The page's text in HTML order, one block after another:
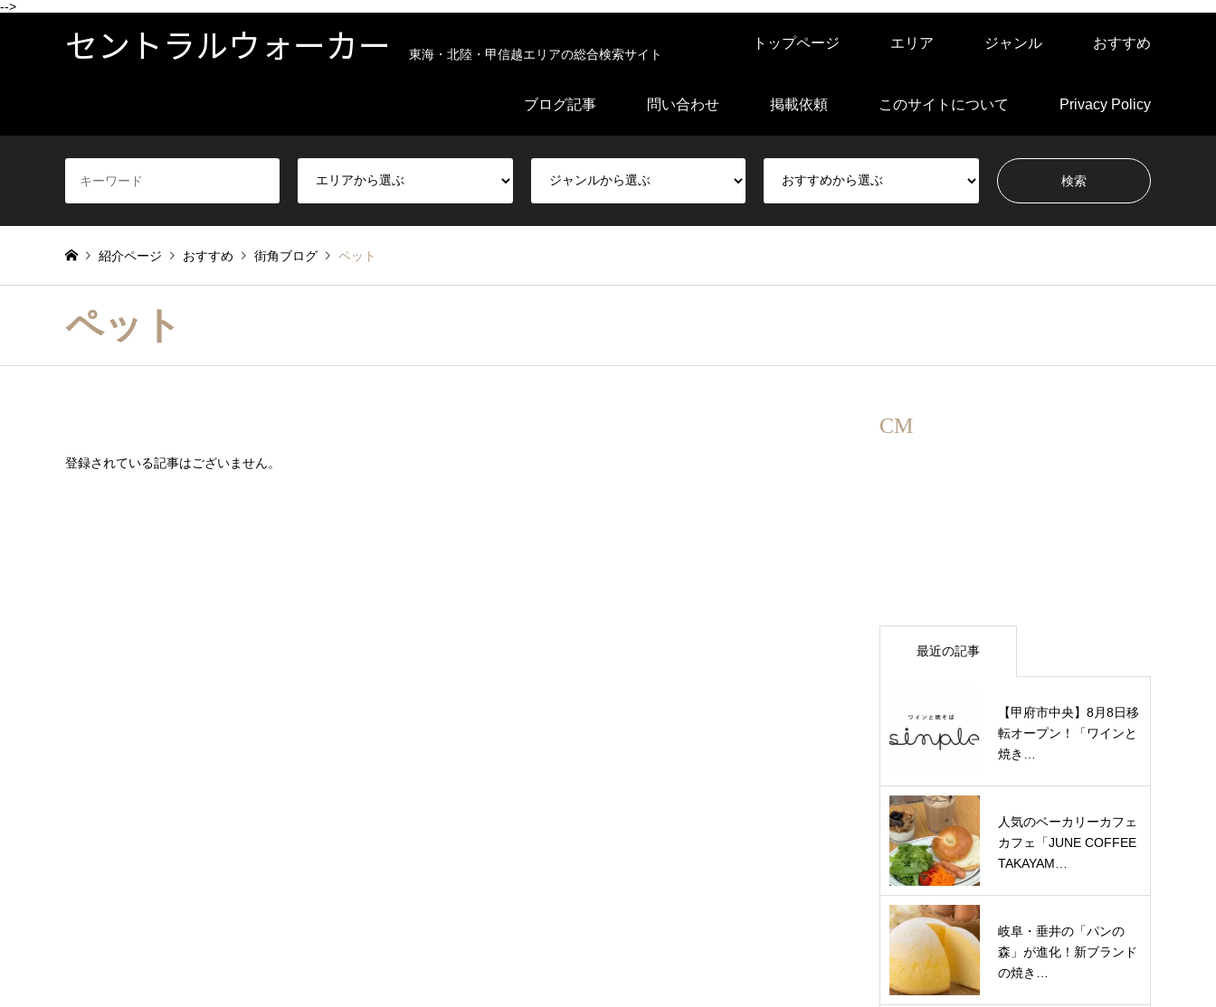
-->
セントラルウォーカー 東海・北陸・甲信越エリアの総合検索サイト
トップページ エリア ジャンル おすすめ
ブログ記事 問い合わせ 掲載依頼 このサイトについて Privacy Policy
紹介ページ おすすめ 街角ブログ ペット
ペット
登録されている記事はございません。
CM
最近の記事
【甲府市中央】8月8日移
転オープン！「ワインと
焼き…
人気のベーカリーカフェ
カフェ「JUNE COFFEE
TAKAYAM…
岐阜・垂井の「パンの
森」が進化！新ブランド
の焼き…